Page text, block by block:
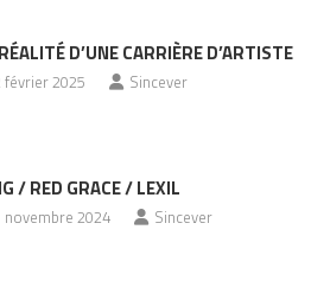
D’UNE CARRIÈRE D’ARTISTE
février 2025 Sincever
/ RED GRACE / LEXIL
novembre 2024 Sincever